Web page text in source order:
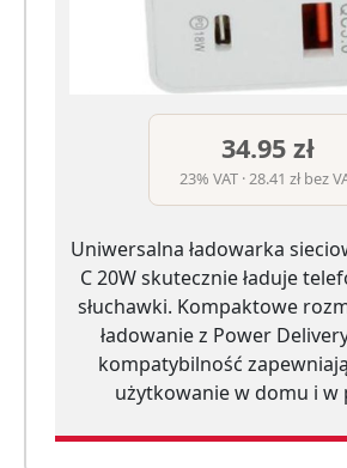
34.95 zł
23% VAT · 28.41 zł bez
Uniwersalna ładowarka
C 20W skutecznie ładuje
słuchawki. Kompaktowe
ładowanie z Power
kompatybilność
użytkowanie w domu i w